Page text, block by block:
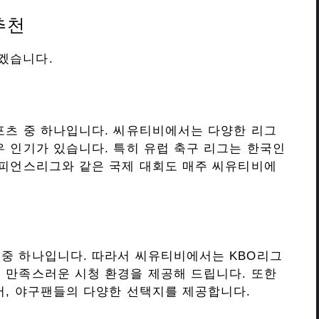
천
습니다.
중 하나입니다. 씨유티비에서는 다양한 리그
인기가 있습니다. 특히 유럽 축구 리그는 한국인
스리그와 같은 국제 대회도 매주 씨유티비에
하나입니다. 따라서 씨유티비에서는 KBO리그
족스러운 시청 환경을 제공해 드립니다. 또한
야구팬들의 다양한 선택지를 제공합니다.